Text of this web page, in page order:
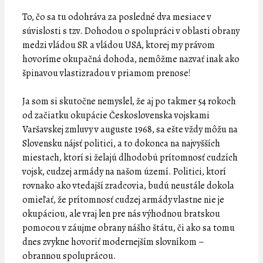
To, čo sa tu odohráva za posledné dva mesiace v
súvislosti s tzv. Dohodou o spolupráci v oblasti obrany
medzi vládou SR a vládou USA, ktorej my právom
hovoríme okupačná dohoda, nemôžme nazvať inak ako
špinavou vlastizradou v priamom prenose!
Ja som si skutočne nemyslel, že aj po takmer 54 rokoch
od začiatku okupácie Československa vojskami
Varšavskej zmluvy v auguste 1968, sa ešte vždy môžu na
Slovensku nájsť politici, a to dokonca na najvyšších
miestach, ktorí si želajú dlhodobú prítomnosť cudzích
vojsk, cudzej armády na našom území. Politici, ktorí
rovnako ako vtedajší zradcovia, budú neustále dokola
omieľať, že prítomnosť cudzej armády vlastne nie je
okupáciou, ale vraj len pre nás výhodnou bratskou
pomocou v záujme obrany nášho štátu, či ako sa tomu
dnes zvykne hovoriť modernejším slovníkom –
obrannou spoluprácou.